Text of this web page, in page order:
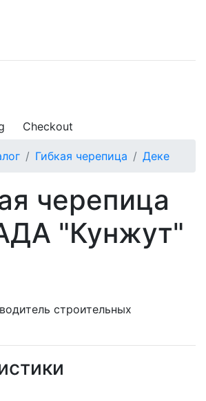
Checkout
Гибкая черепица Деке
черепица
"Кунжут"
строительных